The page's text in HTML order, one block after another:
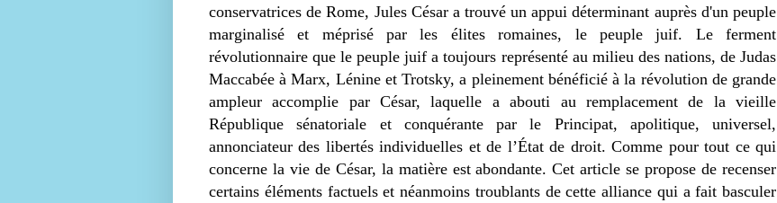
conservatrices de Rome, Jules César a trouvé un appui déterminant auprès d'un peuple
marginalisé et méprisé par les élites romaines, le peuple juif. Le ferment
révolutionnaire que le peuple juif a toujours représenté au milieu des nations, de Judas
Maccabée à Marx, Lénine et Trotsky, a pleinement bénéficié à la révolution de grande
ampleur accomplie par César, laquelle a abouti au remplacement de la vieille
République sénatoriale et conquérante par le Principat, apolitique, universel,
annonciateur des libertés individuelles et de l’État de droit. Comme pour tout ce qui
concerne la vie de César, la matière est abondante. Cet article se propose de recenser
certains éléments factuels et néanmoins troublants de cette alliance qui a fait basculer